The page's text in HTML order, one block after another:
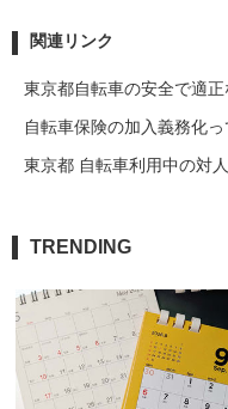
関連リンク
東京都自転車の安全で適
自転車保険の加入義務化
東京都 自転車利用中の対
TRENDING